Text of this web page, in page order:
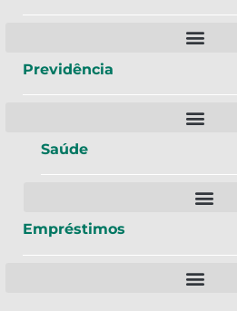
Previdência
Saúde
Empréstimos